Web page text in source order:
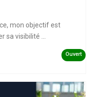
mon objectif est
visibilité ...
Ouvert